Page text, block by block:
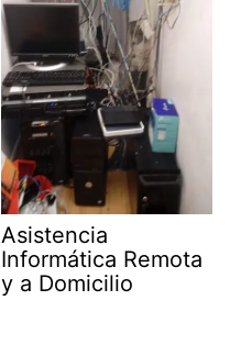
Asistencia
Informática Remota
y a Domicilio